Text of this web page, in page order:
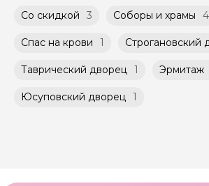
Со скидкой 3 Соборы и храмы 4
Спас на крови 1 Строгановский
Таврический дворец 1 Эрмитаж
Юсуповский дворец 1